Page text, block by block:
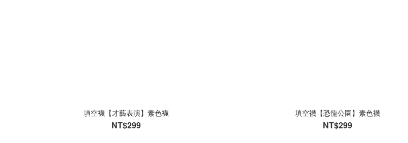
填空襪【才藝表演】素色襪
NT$299
填空襪【恐龍公園】素色襪
NT$299